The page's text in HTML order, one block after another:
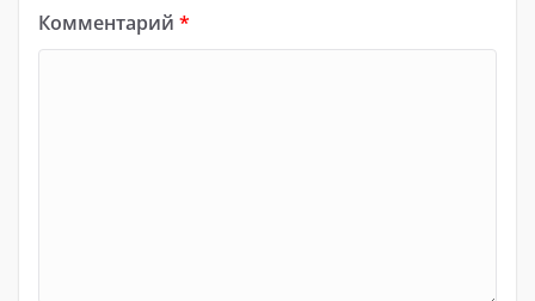
Комментарий *